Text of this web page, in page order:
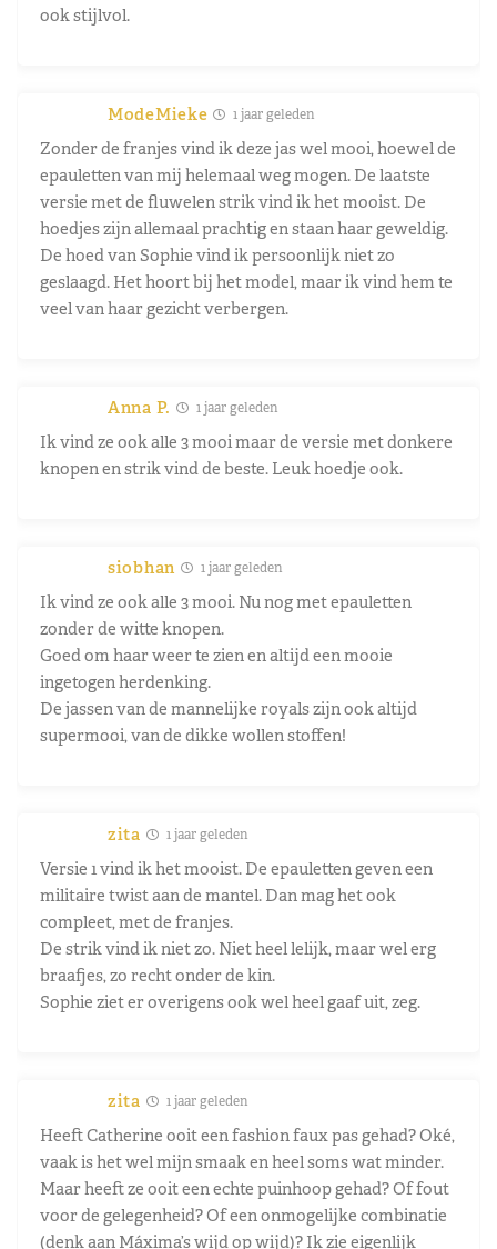
ook stijlvol.
ModeMieke 1 jaar geleden
Zonder de franjes vind ik deze jas wel mooi, hoewel de
epauletten van mij helemaal weg mogen. De laatste
versie met de fluwelen strik vind ik het mooist. De
hoedjes zijn allemaal prachtig en staan haar geweldig.
De hoed van Sophie vind ik persoonlijk niet zo
geslaagd. Het hoort bij het model, maar ik vind hem te
veel van haar gezicht verbergen.
Anna P. 1 jaar geleden
Ik vind ze ook alle 3 mooi maar de versie met donkere
knopen en strik vind de beste. Leuk hoedje ook.
siobhan 1 jaar geleden
Ik vind ze ook alle 3 mooi. Nu nog met epauletten
zonder de witte knopen.
Goed om haar weer te zien en altijd een mooie
ingetogen herdenking.
De jassen van de mannelijke royals zijn ook altijd
supermooi, van de dikke wollen stoffen!
zita 1 jaar geleden
Versie 1 vind ik het mooist. De epauletten geven een
militaire twist aan de mantel. Dan mag het ook
compleet, met de franjes.
De strik vind ik niet zo. Niet heel lelijk, maar wel erg
braafjes, zo recht onder de kin.
Sophie ziet er overigens ook wel heel gaaf uit, zeg.
zita 1 jaar geleden
Heeft Catherine ooit een fashion faux pas gehad? Oké,
vaak is het wel mijn smaak en heel soms wat minder.
Maar heeft ze ooit een echte puinhoop gehad? Of fout
voor de gelegenheid? Of een onmogelijke combinatie
(denk aan Máxima’s wijd op wijd)? Ik zie eigenlijk